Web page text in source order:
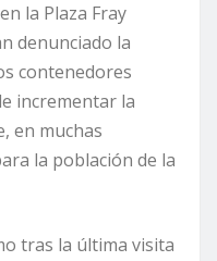
la Plaza Fray
denunciado la
contenedores
incrementar la
en muchas
la población de la
tras la última visita